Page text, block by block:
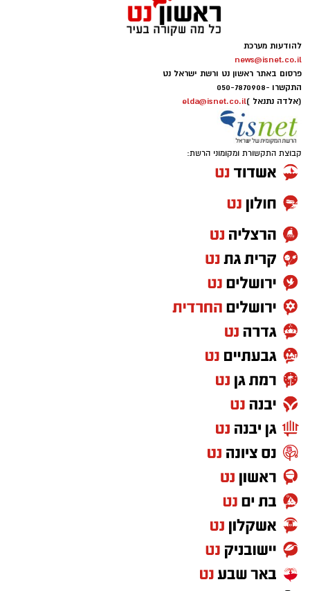
להודעות מערכת
news@isnet.co.il
פרסום באתר ראשון נט ורשת ישראל נט
התקשרו -050-7870908
(אלדה נתנאל )elda@isnet.co.il
קבוצת התקשורת ומקומוני הרשת: